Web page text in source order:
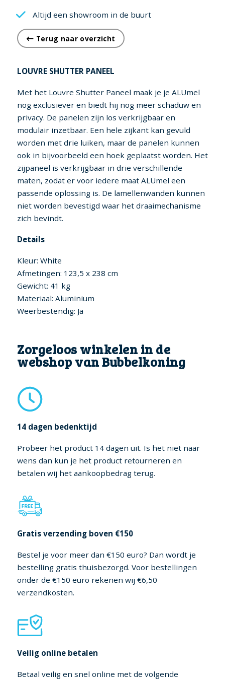
Altijd een showroom in de buurt
Terug naar overzicht
LOUVRE SHUTTER PANEEL
Met het Louvre Shutter Paneel maak je je ALUmel
nog exclusiever en biedt hij nog meer schaduw en
privacy. De panelen zijn los verkrijgbaar en
modulair inzetbaar. Een hele zijkant kan gevuld
worden met drie luiken, maar de panelen kunnen
ook in bijvoorbeeld een hoek geplaatst worden. Het
zijpaneel is verkrijgbaar in drie verschillende
maten, zodat er voor iedere maat ALUmel een
passende oplossing is. De lamellenwanden kunnen
niet worden bevestigd waar het draaimechanisme
zich bevindt.
Details
Kleur: White
Afmetingen: 123,5 x 238 cm
Gewicht: 41 kg
Materiaal: Aluminium
Weerbestendig: Ja
Zorgeloos winkelen in de
webshop van Bubbelkoning
14 dagen bedenktijd
Probeer het product 14 dagen uit. Is het niet naar
wens dan kun je het product retourneren en
betalen wij het aankoopbedrag terug.
Gratis verzending boven €150
Bestel je voor meer dan €150 euro? Dan wordt je
bestelling gratis thuisbezorgd. Voor bestellingen
onder de €150 euro rekenen wij €6,50
verzendkosten.
Veilig online betalen
Betaal veilig en snel online met de volgende